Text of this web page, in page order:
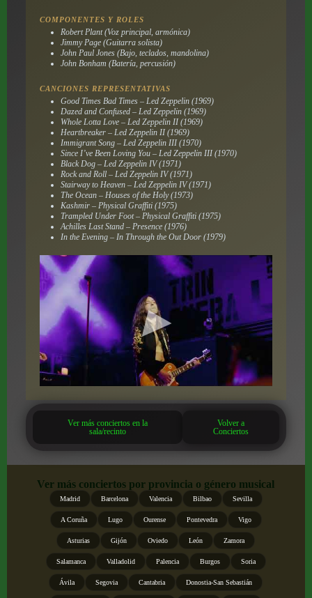
COMPONENTES Y ROLES
Robert Plant (Voz principal, armónica)
Jimmy Page (Guitarra solista)
John Paul Jones (Bajo, teclados, mandolina)
John Bonham (Batería, percusión)
CANCIONES REPRESENTATIVAS
Good Times Bad Times – Led Zeppelin (1969)
Dazed and Confused – Led Zeppelin (1969)
Whole Lotta Love – Led Zeppelin II (1969)
Heartbreaker – Led Zeppelin II (1969)
Immigrant Song – Led Zeppelin III (1970)
Since I’ve Been Loving You – Led Zeppelin III (1970)
Black Dog – Led Zeppelin IV (1971)
Rock and Roll – Led Zeppelin IV (1971)
Stairway to Heaven – Led Zeppelin IV (1971)
The Ocean – Houses of the Holy (1973)
Kashmir – Physical Graffiti (1975)
Trampled Under Foot – Physical Graffiti (1975)
Achilles Last Stand – Presence (1976)
In the Evening – In Through the Out Door (1979)
Ver más conciertos en la
sala/recinto
Volver a
Conciertos
Ver más conciertos por provincia o género musical
Madrid Barcelona Valencia Bilbao Sevilla
A Coruña Lugo Ourense Pontevedra Vigo
Asturias Gijón Oviedo León Zamora
Salamanca Valladolid Palencia Burgos Soria
Ávila Segovia Cantabria Donostia-San Sebastián